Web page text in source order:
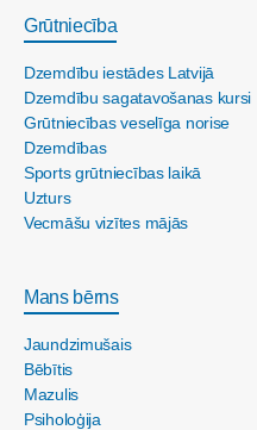
Grūtniecība
Dzemdību iestādes Latvijā
Dzemdību sagatavošanas kursi
Grūtniecības veselīga norise
Dzemdības
Sports grūtniecības laikā
Uzturs
Vecmāšu vizītes mājās
Mans bērns
Jaundzimušais
Bēbītis
Mazulis
Psiholoģija